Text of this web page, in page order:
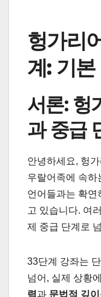
헝가리
계: 기
서론: 헝
과 중급
안녕하세요, 헝
우랄어족에 속하
언어들과는 확연
고 있습니다. 여
제 중급 단계로
33단계 강좌는
넘어, 실제 상황
력 과 문법적 깊